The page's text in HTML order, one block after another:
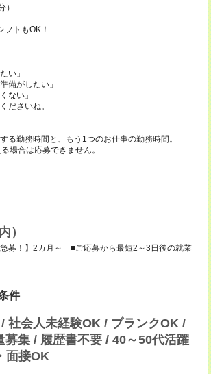
）
トもOK！
い」
備がしたい」
ない」
ださいね。
る勤務時間と、もう1つのお仕事の勤務時間。
場合は応募できません。
）
急募！】2カ月～ ■ご応募から最短2～3日後の就業
件
社会人未経験OK / ブランクOK /
募集 / 履歴書不要 / 40～50代活躍
面接OK